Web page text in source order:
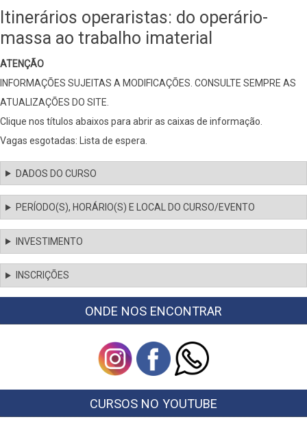
Itinerários operaristas: do operário-
massa ao trabalho imaterial
ATENÇÃO
INFORMAÇÕES SUJEITAS A MODIFICAÇÕES. CONSULTE SEMPRE AS
ATUALIZAÇÕES DO SITE.
Clique nos títulos abaixos para abrir as caixas de informação.
Vagas esgotadas: Lista de espera.
DADOS DO CURSO
PERÍODO(S), HORÁRIO(S) E LOCAL DO CURSO/EVENTO
INVESTIMENTO
INSCRIÇÕES
ONDE NOS ENCONTRAR
CURSOS NO YOUTUBE